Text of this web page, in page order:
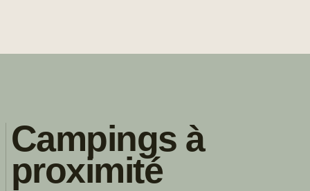
Campings à
proximité